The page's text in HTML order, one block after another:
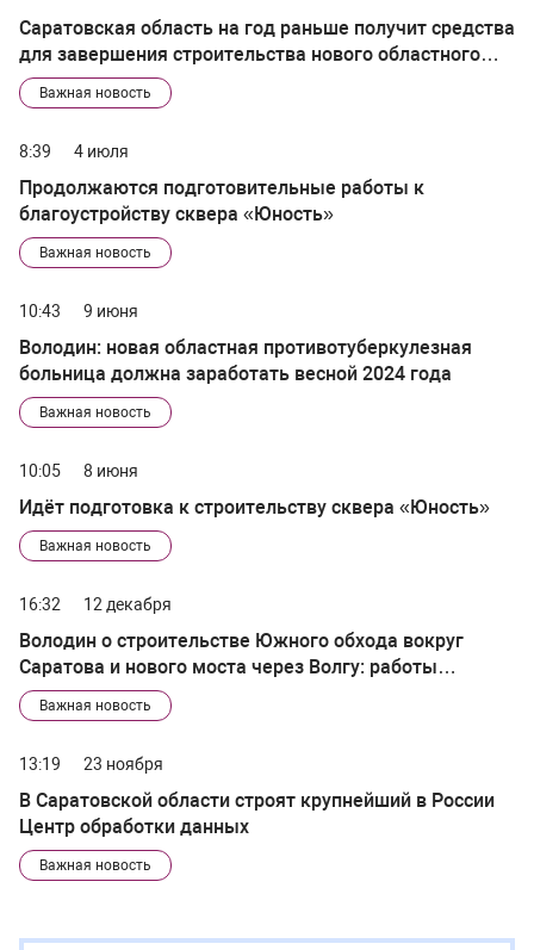
Саратовская область на год раньше получит средства
для завершения строительства нового областного
клинического противотуберкулезного диспансера
Важная новость
8:39 4 июля
Продолжаются подготовительные работы к
благоустройству сквера «Юность»
Важная новость
10:43 9 июня
Володин: новая областная противотуберкулезная
больница должна заработать весной 2024 года
Важная новость
10:05 8 июня
Идёт подготовка к строительству сквера «Юность»
Важная новость
16:32 12 декабря
Володин о строительстве Южного обхода вокруг
Саратова и нового моста через Волгу: работы
начнутся уже в начале 2023 года
Важная новость
13:19 23 ноября
В Саратовской области строят крупнейший в России
Центр обработки данных
Важная новость